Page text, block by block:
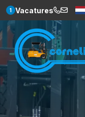
1 Vacatures